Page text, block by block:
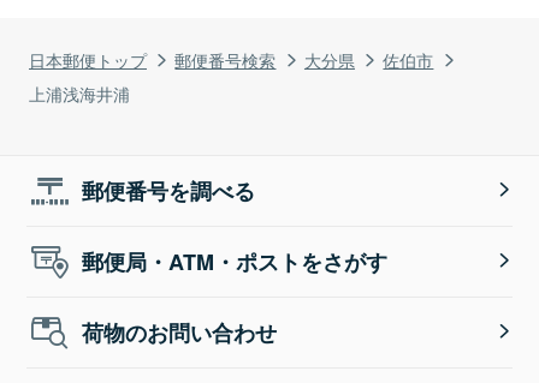
日本郵便トップ 郵便番号検索 大分県
佐伯市
上浦浅海井浦
郵便番号を調べる
郵便局・ATM・ポストをさがす
荷物のお問い合わせ